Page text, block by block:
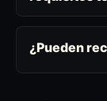
¿Pueden